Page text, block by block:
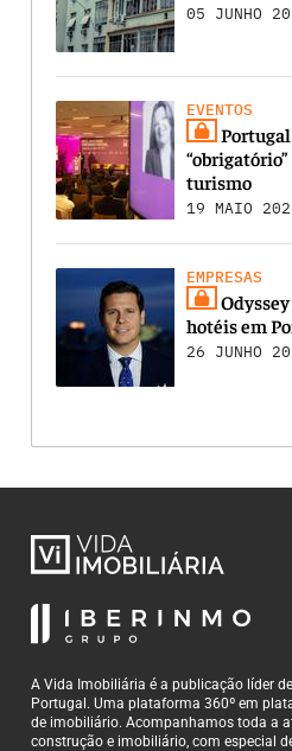
05 JUNHO
EVENTOS
turismo
19 MAIO
EMPRESAS
hotéis em
26 JUNHO
A Vida Imobiliária é a publicação líder
Portugal. Uma plataforma 360º em
de imobiliário. Acompanhamos toda a
construção e imobiliário, com especial